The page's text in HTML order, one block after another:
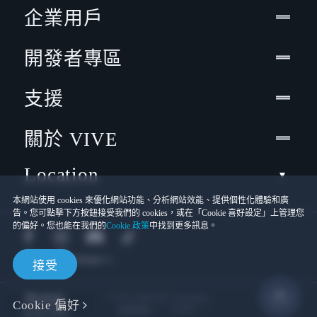
本網站使用 cookies 來優化網站功能、分析網站效能、提供個性化體驗和廣
告。您可點擊下方按鈕接受我們的 cookies，或在「Cookie 喜好設定」上管理您
的偏好。您也能在我們的Cookie 政策中找到更多訊息。
接受
Cookie 偏好
企業用戶
開發者專區
支援
關於 VIVE
Location